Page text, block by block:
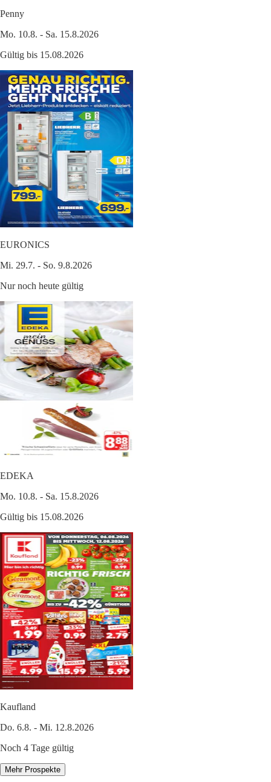
Penny
Mo. 10.8. - Sa. 15.8.2026
Gültig bis 15.08.2026
EURONICS
Mi. 29.7. - So. 9.8.2026
Nur noch heute gültig
EDEKA
Mo. 10.8. - Sa. 15.8.2026
Gültig bis 15.08.2026
Kaufland
Do. 6.8. - Mi. 12.8.2026
Noch 4 Tage gültig
Mehr Prospekte